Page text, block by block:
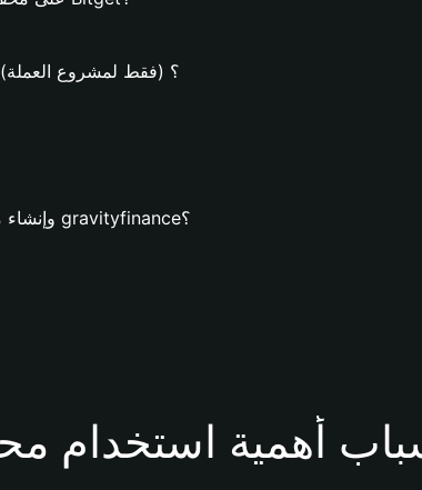
كيف يُمكن شراء عملات gravityfinance؟ (فقط لمشروع العملة)
كيف يُمكنك تنزيل محفظة Bitget وإنشاء محفظة gravityfinance؟